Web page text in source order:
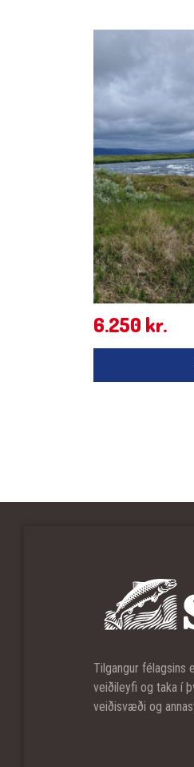
6.250 kr.
Tilgangur félagsins
veiðileyfi og taka í
veiðisvæði og